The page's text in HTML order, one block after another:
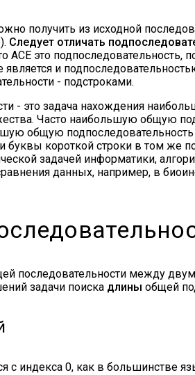
получить из исходной
Следует отличать
ACE это подпоследовательность,
является и
- подстроками.
- это задача нахождения
Часто наибольшую общую
общую
буквы короткой строки в том же
задачей информатики,
данных, например, в
последовательности между
задачи поиска длины общей
с индекса 0, как в большинстве